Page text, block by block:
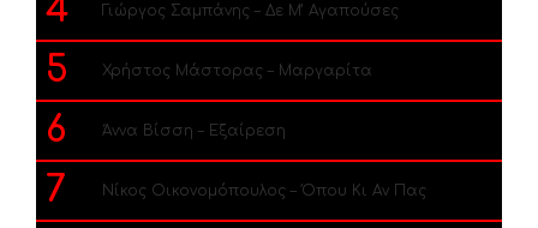
4 Γιώργος Σαμπάνης – Δε Μ’ Αγαπούσες
5 Χρήστος Μάστορας – Μαργαρίτα
6 Άννα Βίσση – Εξαίρεση
7 Νίκος Οικονομόπουλος – Όπου Κι Αν Πας